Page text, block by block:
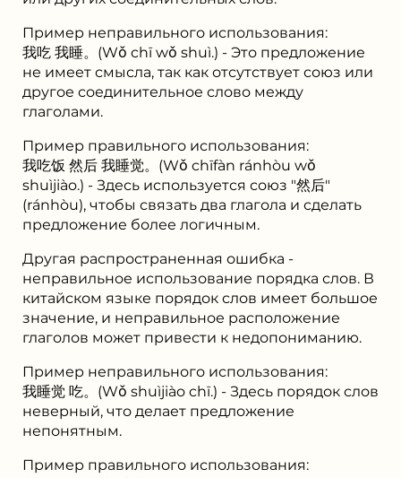
Пример неправильного использования:
我吃 我睡。(Wǒ chī wǒ shuì.) - Это предложение
не имеет смысла, так как отсутствует союз или
другое соединительное слово между
глаголами.
Пример правильного использования:
我吃饭 然后 我睡觉。(Wǒ chīfàn ránhòu wǒ
shuìjiào.) - Здесь используется союз "然后"
(ránhòu), чтобы связать два глагола и сделать
предложение более логичным.
Другая распространенная ошибка -
неправильное использование порядка слов. В
китайском языке порядок слов имеет большое
значение, и неправильное расположение
глаголов может привести к недопониманию.
Пример неправильного использования:
我睡觉 吃。(Wǒ shuìjiào chī.) - Здесь порядок слов
неверный, что делает предложение
непонятным.
Пример правильного использования: